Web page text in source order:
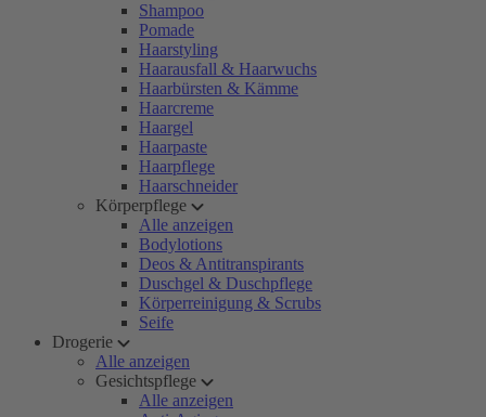
Shampoo
Pomade
Haarstyling
Haarausfall & Haarwuchs
Haarbürsten & Kämme
Haarcreme
Haargel
Haarpaste
Haarpflege
Haarschneider
Körperpflege
Alle anzeigen
Bodylotions
Deos & Antitranspirants
Duschgel & Duschpflege
Körperreinigung & Scrubs
Seife
Drogerie
Alle anzeigen
Gesichtspflege
Alle anzeigen